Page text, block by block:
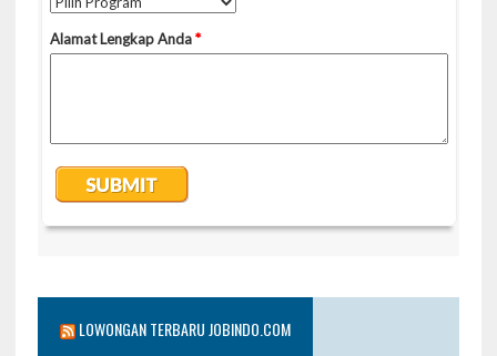
LOWONGAN TERBARU JOBINDO.COM